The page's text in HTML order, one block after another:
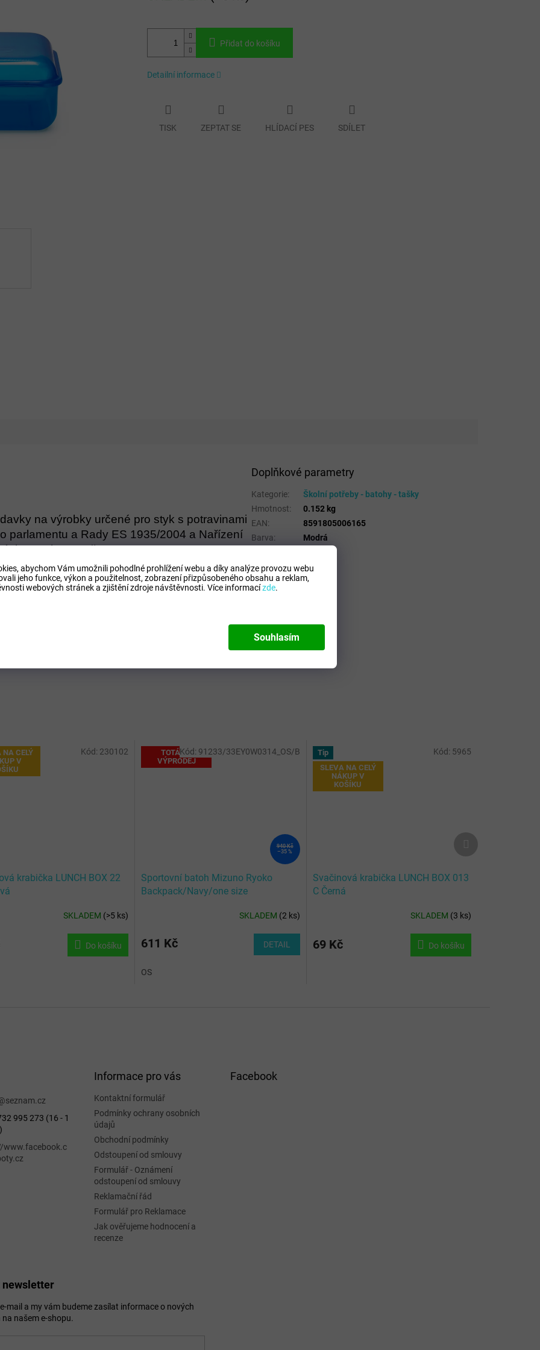
abychom Vám umožnili pohodlné prohlížení webu a díky analýze provozu webu
jeho funkce, výkon a použitelnost, zobrazení přizpůsobeného obsahu a reklam,
webových stránek a zjištění zdroje návštěvnosti. Více informacízde.
Souhlasím
Přidat do košíku
Detailní informace
TISK ZEPTAT SE HLÍDACÍ PES SDÍLET
NA CELÝ
V
krabička LUNCH BOX 22
SKLADEM (>5 ks)
Do košíku
Kód: 230102
TOTÁLNÍ
VÝPRODEJ
940 Kč
–35 %
Sportovní batoh Mizuno Ryoko
Backpack/Navy/one size
SKLADEM (2 ks)
611 Kč DETAIL
OS
Kód: 91233/33EY0W0314_OS/B
Tip
SLEVA NA CELÝ
NÁKUP V
KOŠÍKU
Svačinová krabička LUNCH BOX 013
C Černá
SKLADEM (3 ks)
69 Kč Do košíku
Kód: 5965
na výrobky určené pro styk s potravinami
parlamentu a Rady ES 1935/2004 a Nařízení
novel - SGS č. NGBML1301670201
A)
ZŠ, 2. stupeň ZŠ
Doplňkové parametry
Kategorie:
Školní potřeby - batohy - tašky
Hmotnost:
0.152 kg
EAN:
8591805006165
Barva:
Modrá
seznam.cz
995 273 (16 - 1
www.facebook.c
Informace pro vás
Kontaktní formulář
Podmínky ochrany osobních
údajů
Obchodní podmínky
Odstoupení od smlouvy
Formulář - Oznámení
odstoupení od smlouvy
Reklamační řád
Formulář pro Reklamace
Jak ověřujeme hodnocení a
recenze
Facebook
newsletter
mail a my vám budeme zasílat informace o nových
našem e-shopu.